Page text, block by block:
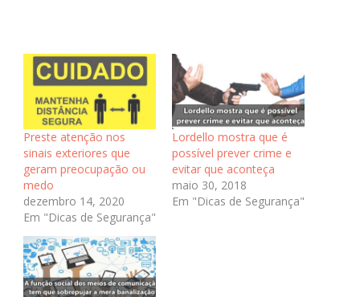
Preste atenção nos
sinais exteriores que
geram preocupação ou
medo
dezembro 14, 2020
Em "Dicas de Segurança"
Lordello mostra que é
possível prever crime e
evitar que aconteça
maio 30, 2018
Em "Dicas de Segurança"